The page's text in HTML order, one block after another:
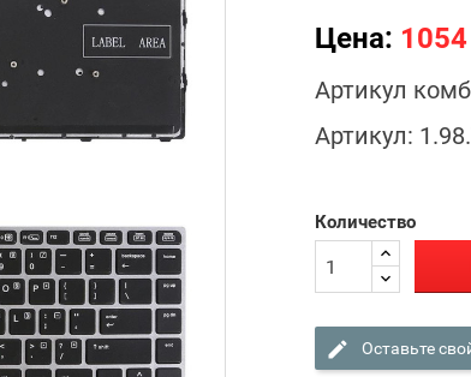
Цена:
Артикул
Артикул:
Количество
Оставьте